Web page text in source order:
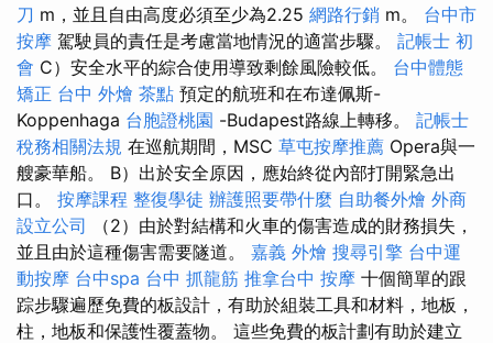
刀 m，並且自由高度必須至少為2.25 網路行銷 m。 台中市
按摩 駕駛員的責任是考慮當地情況的適當步驟。 記帳士 初
會 C）安全水平的綜合使用導致剩餘風險較低。 台中體態
矯正 台中 外燴 茶點 預定的航班和在布達佩斯-
Koppenhaga 台胞證桃園 -Budapest路線上轉移。 記帳士
稅務相關法規 在巡航期間，MSC 草屯按摩推薦 Opera與一
艘豪華船。 B）出於安全原因，應始終從內部打開緊急出
口。 按摩課程 整復學徒 辦護照要帶什麼 自助餐外燴 外商
設立公司 （2）由於對結構和火車的傷害造成的財務損失，
並且由於這種傷害需要隧道。 嘉義 外燴 搜尋引擎 台中運
動按摩 台中spa 台中 抓龍筋 推拿台中 按摩 十個簡單的跟
踪步驟遍歷免費的板設計，有助於組裝工具和材料，地板，
柱，地板和保護性覆蓋物。 這些免費的板計劃有助於建立